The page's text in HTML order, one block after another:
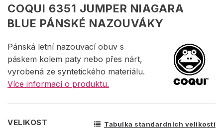
COQUI 6351 JUMPER NIAGARA
BLUE PÁNSKÉ NAZOUVÁKY
Pánská letní nazouvací obuv s
páskem kolem paty nebo přes nárt,
vyrobená ze syntetického materiálu.
Více informací o produktu.
VELIKOST Tabulka standardních velikostí